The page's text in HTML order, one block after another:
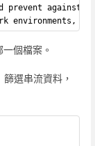
against
environments,
個檔案。
選串流資料，